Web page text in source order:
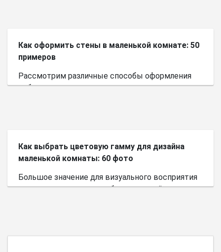
Как оформить стены в маленькой комнате: 50
примеров
Рассмотрим различные способы оформления
небольшого пространства.
Как выбрать цветовую гамму для дизайна
маленькой комнаты: 60 фото
Большое значение для визуального восприятия
пространства имеет выбор цветовой палитры.